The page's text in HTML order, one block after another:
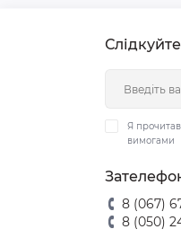
Я прочитав
вимогами
8 (067)
8 (050)